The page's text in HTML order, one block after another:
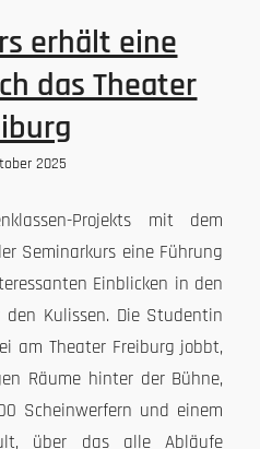
erhält eine
das Theater
2025
Projekts mit dem
Seminarkurs eine Führung
Einblicken in den
Kulissen. Die Studentin
am Theater Freiburg jobbt,
Räume hinter der Bühne,
Scheinwerfern und einem
über das alle Abläufe